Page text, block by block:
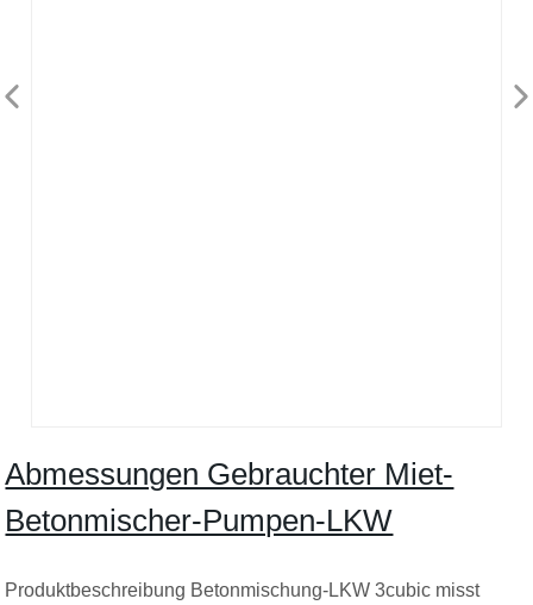
Abmessungen Gebrauchter Miet-
Betonmischer-Pumpen-LKW
Produktbeschreibung Betonmischung-LKW 3cubic misst